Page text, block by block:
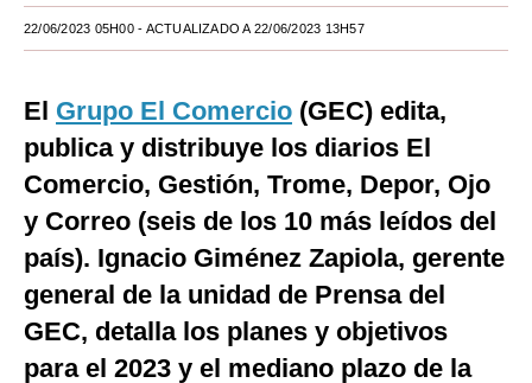
EEUU
España
Internacional
Tecnología
Club del Suscriptor
Mix
G de Gestión
22/06/2023 05H00- ACTUALIZADO A 22/06/2023 13H57
El Grupo El Comercio (GEC) edita,
publica y distribuye los diarios El
Comercio, Gestión, Trome, Depor, Ojo
y Correo (seis de los 10 más leídos del
país). Ignacio Giménez Zapiola, gerente
general de la unidad de Prensa del
GEC, detalla los planes y objetivos
para el 2023 y el mediano plazo de la